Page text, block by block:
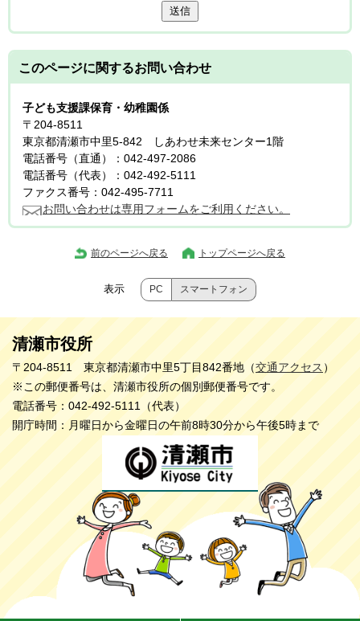
送信
このページに関するお問い合わせ
子ども支援課保育・幼稚園係
〒204-8511
東京都清瀬市中里5-842 しあわせ未来センター1階
電話番号（直通）：042-497-2086
電話番号（代表）：042-492-5111
ファクス番号：042-495-7711
お問い合わせは専用フォームをご利用ください。
前のページへ戻る トップページへ戻る
表示 PC スマートフォン
清瀬市役所
〒204-8511 東京都清瀬市中里5丁目842番地（交通アクセス ）
※この郵便番号は、清瀬市役所の個別郵便番号です。
電話番号：042-492-5111（代表）
開庁時間：月曜日から金曜日の午前8時30分から午後5時まで